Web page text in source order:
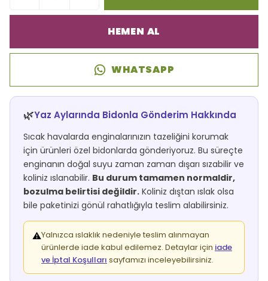
HEMEN AL
WHATSAPP
🌿Yaz Aylarında Bidonla Gönderim Hakkında
Sıcak havalarda enginalarınızın tazeliğini korumak
için ürünleri özel bidonlarda gönderiyoruz. Bu süreçte
enginanın doğal suyu zaman zaman dışarı sızabilir ve
koliniz ıslanabilir. Bu durum tamamen normaldir,
bozulma belirtisi değildir. Koliniz dıştan ıslak olsa
bile paketinizi gönül rahatlığıyla teslim alabilirsiniz.
⚠️Yalnızca ıslaklık nedeniyle teslim alınmayan
ürünlerde iade kabul edilemez. Detaylar için iade
ve İptal Koşulları sayfamızı inceleyebilirsiniz.